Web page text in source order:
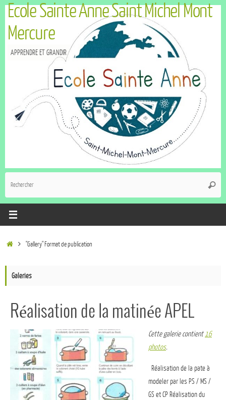
Ecole Sainte Anne Saint Michel Mont
Mercure
APPRENDRE ET GRANDIR
"Gallery" Format de publication
Galeries
Réalisation de la matinée APEL
Cette galerie contient16
photos.
Réalisation de la pate à
modeler par les PS / MS /
GS et CP Réalisation du